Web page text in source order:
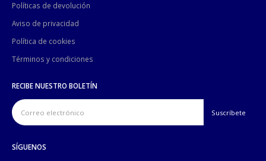
Políticas de devolución
Aviso de privacidad
Política de cookies
Términos y condiciones
RECIBE NUESTRO BOLETÍN
SÍGUENOS